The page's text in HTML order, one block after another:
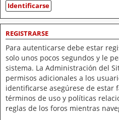
REGISTRARSE
Para autenticarse debe estar
solo unos pocos segundos y le
sistema. La Administración del
permisos adicionales a los
identificarse asegúrese de estar
términos de uso y políticas
reglas de los foros mientras